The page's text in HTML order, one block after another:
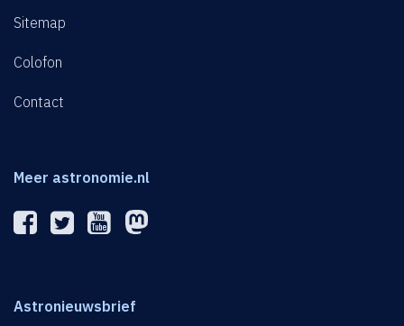
Sitemap
Colofon
Contact
Meer astronomie.nl
Astronieuwsbrief